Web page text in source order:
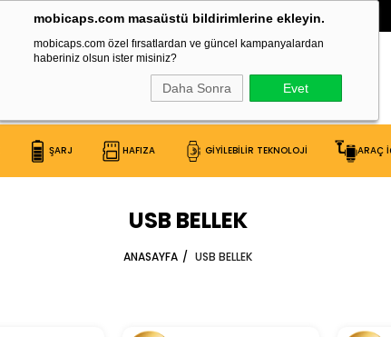
mobicaps.com masaüstü bildirimlerine ekleyin.
mobicaps.com özel fırsatlardan ve güncel kampanyalardan
haberiniz olsun ister misiniz?
Daha Sonra Evet
30.000 Çeşit Ürün Burada!
ŞARJ HAFIZA GİYİLEBİLİR TEKNOLOJİ ARAÇ
USB BELLEK
ANASAYFA USB BELLEK